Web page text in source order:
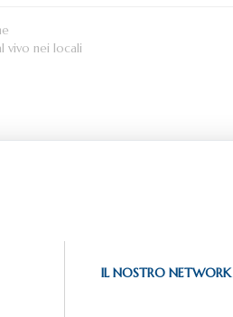
vivo nei locali
IL NOSTRO NETWORK